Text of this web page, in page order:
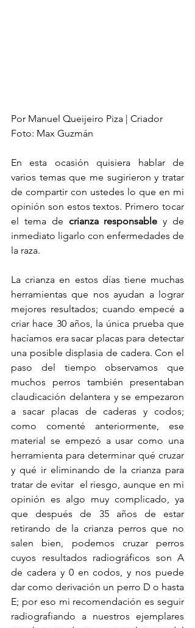
Por Manuel Queijeiro Piza | Criador
Foto: Max Guzmán
En esta ocasión quisiera hablar de
varios temas que me sugirieron y tratar
de compartir con ustedes lo que en mi
opinión son estos textos. Primero tocar
el tema de crianza responsable y de
inmediato ligarlo con enfermedades de
la raza.
La crianza en estos días tiene muchas
herramientas que nos ayudan a lograr
mejores resultados; cuando empecé a
criar hace 30 años, la única prueba que
hacíamos era sacar placas para detectar
una posible displasia de cadera. Con el
paso del tiempo observamos que
muchos perros también presentaban
claudicación delantera y se empezaron
a sacar placas de caderas y codos;
como comenté anteriormente, ese
material se empezó a usar como una
herramienta para determinar qué cruzar
y qué ir eliminando de la crianza para
tratar de evitar  el riesgo, aunque en mi
opinión es algo muy complicado, ya
que después de 35 años de estar
retirando de la crianza perros que no
salen bien, podemos cruzar perros
cuyos resultados radiográficos son A
de cadera y 0 en codos, y nos puede
dar como derivación un perro D o hasta
E; por eso mi recomendación es seguir
radiografiando a nuestros ejemplares